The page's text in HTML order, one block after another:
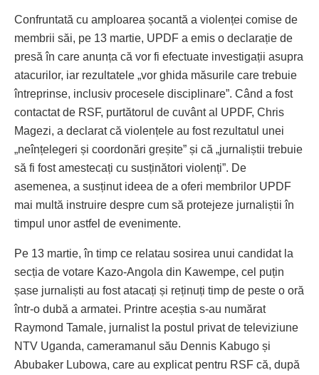
Confruntată cu amploarea șocantă a violenței comise de
membrii săi, pe 13 martie, UPDF a emis o declarație de
presă în care anunța că vor fi efectuate investigații asupra
atacurilor, iar rezultatele „vor ghida măsurile care trebuie
întreprinse, inclusiv procesele disciplinare”. Când a fost
contactat de RSF, purtătorul de cuvânt al UPDF, Chris
Magezi, a declarat că violențele au fost rezultatul unei
„neînțelegeri și coordonări greșite” și că „jurnaliștii trebuie
să fi fost amestecați cu susținători violenți”. De
asemenea, a susținut ideea de a oferi membrilor UPDF
mai multă instruire despre cum să protejeze jurnaliștii în
timpul unor astfel de evenimente.
Pe 13 martie, în timp ce relatau sosirea unui candidat la
secția de votare Kazo-Angola din Kawempe, cel puțin
șase jurnaliști au fost atacați și reținuți timp de peste o oră
într-o dubă a armatei. Printre aceștia s-au numărat
Raymond Tamale, jurnalist la postul privat de televiziune
NTV Uganda, cameramanul său Dennis Kabugo și
Abubaker Lubowa, care au explicat pentru RSF că, după